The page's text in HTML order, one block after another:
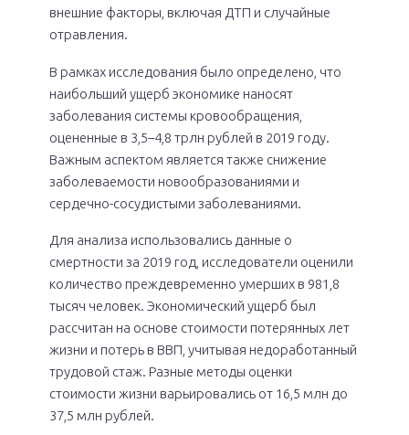
внешние факторы, включая ДТП и случайные
отравления.
В рамках исследования было определено, что
наибольший ущерб экономике наносят
заболевания системы кровообращения,
оцененные в 3,5–4,8 трлн рублей в 2019 году.
Важным аспектом является также снижение
заболеваемости новообразованиями и
сердечно-сосудистыми заболеваниями.
Для анализа использовались данные о
смертности за 2019 год, исследователи оценили
количество преждевременно умерших в 981,8
тысяч человек. Экономический ущерб был
рассчитан на основе стоимости потерянных лет
жизни и потерь в ВВП, учитывая недоработанный
трудовой стаж. Разные методы оценки
стоимости жизни варьировались от 16,5 млн до
37,5 млн рублей.